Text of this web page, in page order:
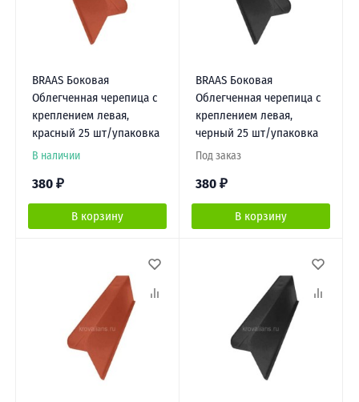
BRAAS Боковая
Облегченная черепица с
креплением левая,
красный 25 шт/упаковка
В наличии
380 ₽
В корзину
BRAAS Боковая
Облегченная черепица с
креплением левая,
черный 25 шт/упаковка
Под заказ
380 ₽
В корзину